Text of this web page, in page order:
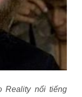
Reality nổi tiếng